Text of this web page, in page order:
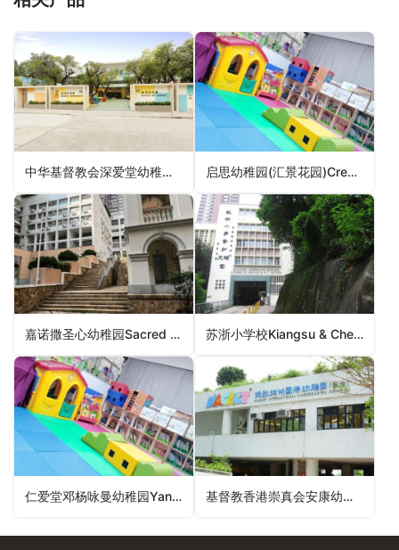
中华基督教会深爱堂幼稚园CCC Shum Oi Church Kindergarten（深水埗区幼稚园） 启思幼稚园(汇景花园)Creative Kindergarten (Sceneway Garden)（观塘区幼稚园）
嘉诺撒圣心幼稚园Sacred Heart Canossian Kindergarten（中西区幼稚园） 苏浙小学校Kiangsu & Chekiang Primary School（东区幼稚园）
仁爱堂邓杨咏曼幼稚园Yan Oi Tong Dan Yang Wing Man Kindergarten（西贡区幼稚园） 基督教香港崇真会安康幼儿学校(顺宁道)Tsung Tsin Mission of HK On Hong Nursery School (Shun Ning)（深水埗区幼稚园）